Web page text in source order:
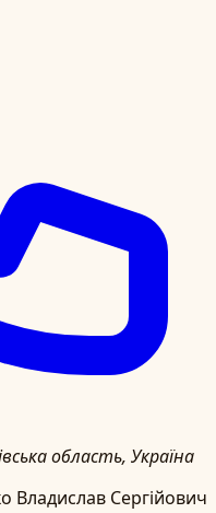
область, Україна
Сергійович